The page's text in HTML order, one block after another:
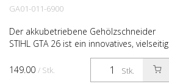
GA01-011-6900
Der akkubetriebene Gehölzschneider
STIHL GTA 26 ist ein innovatives, vielseitig
einsetzbares Schneidewerkzeug für
Gartenbesitzer. Die Schienenlänge von 10
Stk.
149.00 / Stk.